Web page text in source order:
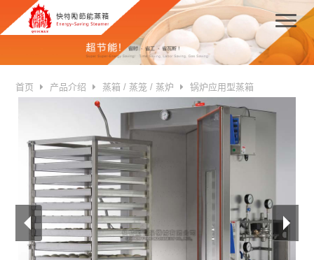
首页 产品介绍 蒸箱 / 蒸笼 / 蒸炉 锅炉应用型蒸箱